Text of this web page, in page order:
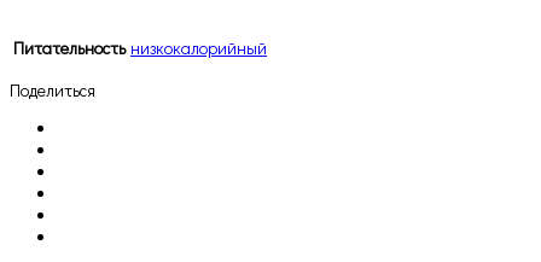
Питательность низкокалорийный
Поделиться